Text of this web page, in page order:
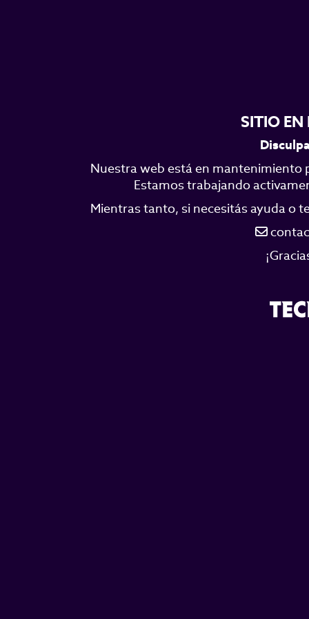
SITIO
Nuestra web está en mantenimiento
Estamos trabajando
Mientras tanto, si necesitás ayuda o